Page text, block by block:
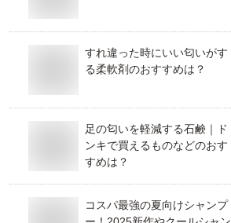
すれ違った時にいい匂いがす
る柔軟剤のおすすめは？
足の匂いを軽減する石鹸｜ド
ンキで買えるものなどのおす
すめは？
コスパ最強の夏向けシャンプ